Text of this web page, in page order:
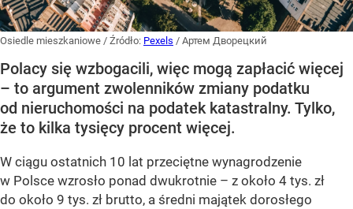
Osiedle mieszkaniowe / Źródło: Pexels / Артем Дворецкий
Polacy się wzbogacili, więc mogą zapłacić więcej
– to argument zwolenników zmiany podatku
od nieruchomości na podatek katastralny. Tylko,
że to kilka tysięcy procent więcej.
W ciągu ostatnich 10 lat przeciętne wynagrodzenie
w Polsce wzrosło ponad dwukrotnie – z około 4 tys. zł
do około 9 tys. zł brutto, a średni majątek dorosłego